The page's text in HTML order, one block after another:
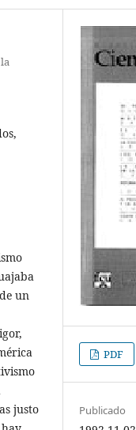
un
justo
PDF
Publicado